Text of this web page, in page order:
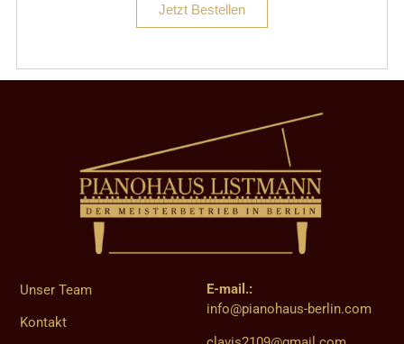
Jetzt Bestellen
Unser Team
Kontakt
E-mail.:
info@pianohaus-berlin.com